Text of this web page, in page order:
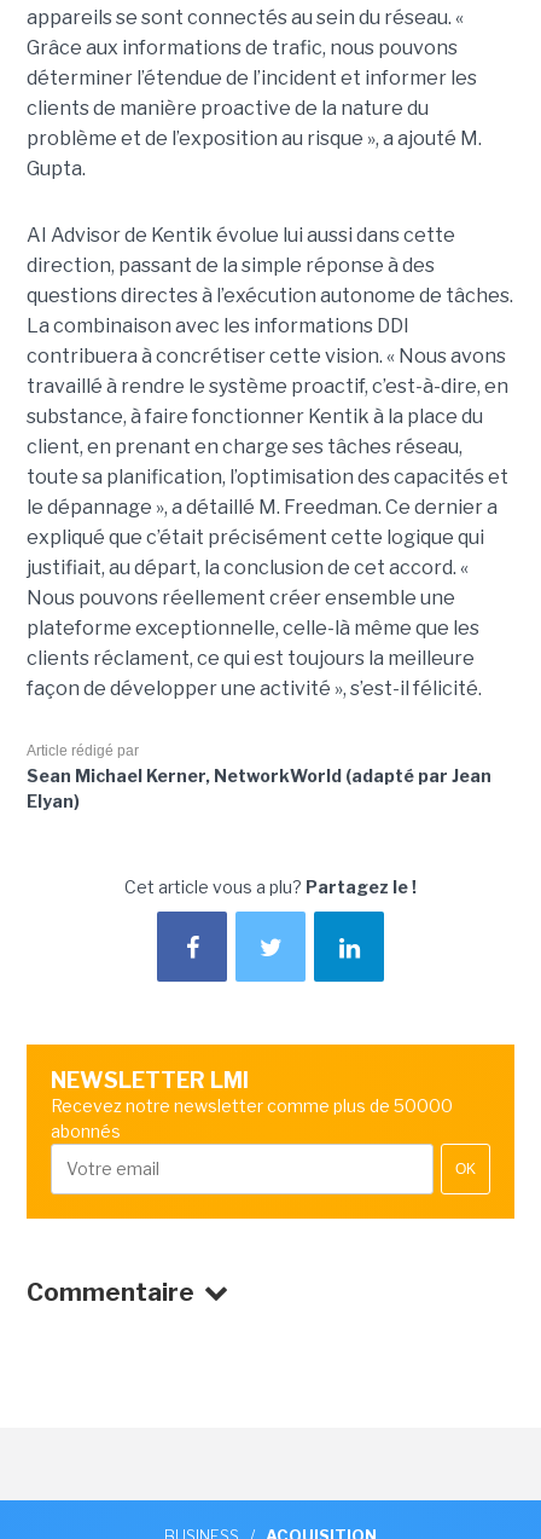
appareils se sont connectés au sein du réseau. «
Grâce aux informations de trafic, nous pouvons
déterminer l’étendue de l’incident et informer les
clients de manière proactive de la nature du
problème et de l’exposition au risque », a ajouté M.
Gupta.
AI Advisor de Kentik évolue lui aussi dans cette
direction, passant de la simple réponse à des
questions directes à l’exécution autonome de tâches.
La combinaison avec les informations DDI
contribuera à concrétiser cette vision. « Nous avons
travaillé à rendre le système proactif, c’est-à-dire, en
substance, à faire fonctionner Kentik à la place du
client, en prenant en charge ses tâches réseau,
toute sa planification, l’optimisation des capacités et
le dépannage », a détaillé M. Freedman. Ce dernier a
expliqué que c’était précisément cette logique qui
justifiait, au départ, la conclusion de cet accord. «
Nous pouvons réellement créer ensemble une
plateforme exceptionnelle, celle-là même que les
clients réclament, ce qui est toujours la meilleure
façon de développer une activité », s’est-il félicité.
Article rédigé par
Sean Michael Kerner, NetworkWorld (adapté par Jean
Elyan)
Cet article vous a plu? Partagez le !
NEWSLETTER LMI
Recevez notre newsletter comme plus de 50000
abonnés
OK
Commentaire